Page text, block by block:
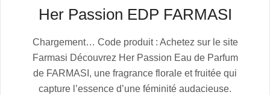
Her Passion EDP FARMASI
07-
06
Chargement… Code produit : Achetez sur le site
Farmasi Découvrez Her Passion Eau de Parfum
de FARMASI, une fragrance florale et fruitée qui
capture l’essence d’une féminité audacieuse.